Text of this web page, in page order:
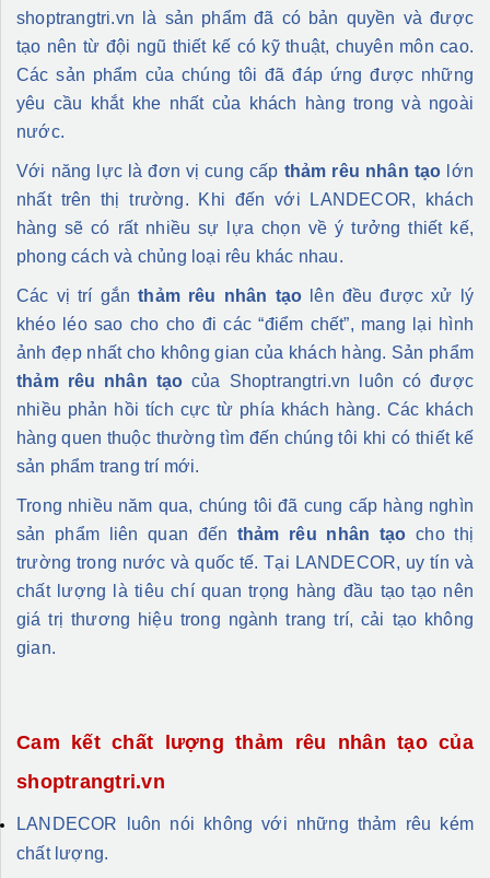
shoptrangtri.vn là sản phẩm đã có bản quyền và được
tạo nên từ đội ngũ thiết kế có kỹ thuật, chuyên môn cao.
Các sản phẩm của chúng tôi đã đáp ứng được những
yêu cầu khắt khe nhất của khách hàng trong và ngoài
nước.
Với năng lực là đơn vị cung cấp thảm rêu nhân tạo lớn
nhất trên thị trường. Khi đến với LANDECOR, khách
hàng sẽ có rất nhiều sự lựa chọn về ý tưởng thiết kế,
phong cách và chủng loại rêu khác nhau.
Các vị trí gắnthảm rêu nhân tạo lên đều được xử lý
khéo léo sao cho cho đi các “điểm chết”, mang lại hình
ảnh đẹp nhất cho không gian của khách hàng. Sản phẩm
thảm rêu nhân tạocủa Shoptrangtri.vn luôn có được
nhiều phản hồi tích cực từ phía khách hàng. Các khách
hàng quen thuộc thường tìm đến chúng tôi khi có thiết kế
sản phẩm trang trí mới.
Trong nhiều năm qua, chúng tôi đã cung cấp hàng nghìn
sản phẩm liên quan đến thảm rêu nhân tạo cho thị
trường trong nước và quốc tế. Tại LANDECOR, uy tín và
chất lượng là tiêu chí quan trọng hàng đầu tạo tạo nên
giá trị thương hiệu trong ngành trang trí, cải tạo không
gian.
Cam kết chất lượng thảm rêu nhân tạo của
shoptrangtri.vn
LANDECOR luôn nói không với những thảm rêu kém
chất lượng.